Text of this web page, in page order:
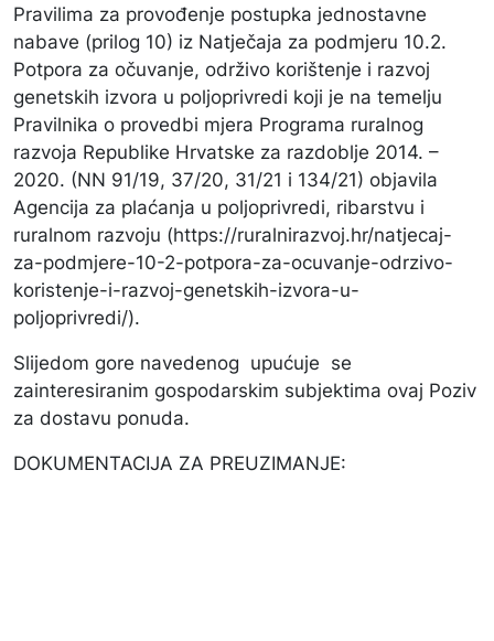
Pravilima za provođenje postupka jednostavne
nabave (prilog 10) iz Natječaja za podmjeru 10.2.
Potpora za očuvanje, održivo korištenje i razvoj
genetskih izvora u poljoprivredi koji je na temelju
Pravilnika o provedbi mjera Programa ruralnog
razvoja Republike Hrvatske za razdoblje 2014. –
2020. (NN 91/19, 37/20, 31/21 i 134/21) objavila
Agencija za plaćanja u poljoprivredi, ribarstvu i
ruralnom razvoju (https://ruralnirazvoj.hr/natjecaj-
za-podmjere-10-2-potpora-za-ocuvanje-odrzivo-
koristenje-i-razvoj-genetskih-izvora-u-
poljoprivredi/).
Slijedom gore navedenog upućuje se
zainteresiranim gospodarskim subjektima ovaj Poziv
za dostavu ponuda.
DOKUMENTACIJA ZA PREUZIMANJE: